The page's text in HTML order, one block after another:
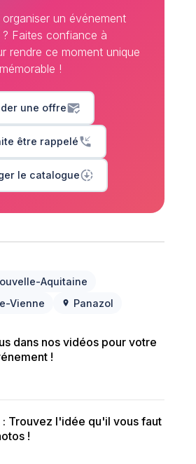
un événement
Faites confiance à
rendre ce moment unique
!
une offremark_email_read
être rappeléphone_callback
le cataloguedownloading
Aquitaine
Vienne location_on Panazol
dans nos vidéos pour votre
!
: Trouvez l'idée qu'il vous faut
!